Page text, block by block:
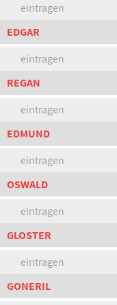
eintragen
EDGAR
eintragen
REGAN
eintragen
EDMUND
eintragen
OSWALD
eintragen
GLOSTER
eintragen
GONERIL